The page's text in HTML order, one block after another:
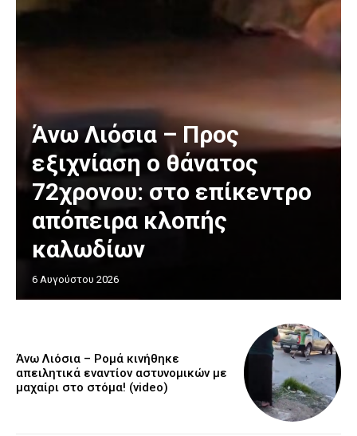
Άνω Λιόσια – Προς
εξιχνίαση ο θάνατος
72χρονου: στο επίκεντρο
απόπειρα κλοπής
καλωδίων
6 Αυγούστου 2026
Άνω Λιόσια – Ρομά κινήθηκε
απειλητικά εναντίον αστυνομικών με
μαχαίρι στο στόμα! (video)